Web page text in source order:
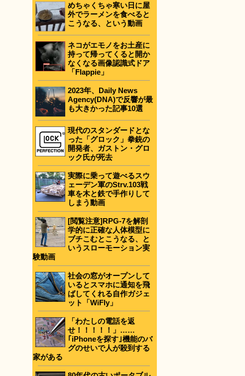
めちゃくちゃ寒い日に屋
外でラーメンを食べると
こうなる、という動画
ネコがエモノをお土産に
持って帰ってくると開か
なくなる画像認識式ドア
「Flappie」
2023年、Daily News
Agency(DNA)で反響が最
も大きかった記事10選
現代のスタンダードとな
った「グロック」拳銃の
開発者、ガストン・グロ
ック氏が死去
実際に乗って遊べるスウ
ェーデン軍のStrv.103戦
車を木と鉄で手作りして
しまう動画
[閲覧注意]RPG-7を解剖
学的に正確な人体模型に
ブチこむとこうなる、と
いうスローモーション実
験動画
社会の窓がオープンして
いるとスマホに通知を飛
ばしてくれる自作ガジェ
ット「WiFly」
「わたしの電話を返
せ！！！！！」……
｢iPhoneを探す｣機能のバ
グのせいで人が殺到する
家がある